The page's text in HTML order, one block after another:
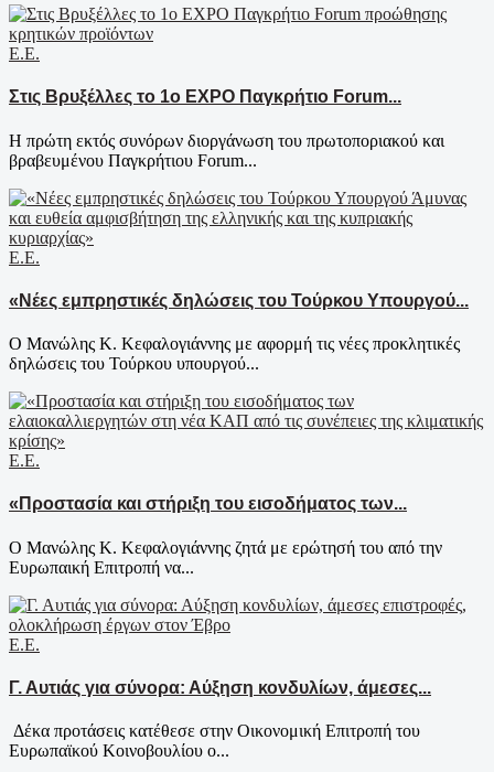
Ε.Ε.
Στις Βρυξέλλες το 1ο EXPO Παγκρήτιο Forum...
Η πρώτη εκτός συνόρων διοργάνωση του πρωτοποριακού και
βραβευμένου Παγκρήτιου Forum...
Ε.Ε.
«Νέες εμπρηστικές δηλώσεις του Τούρκου Υπουργού...
Ο Μανώλης Κ. Κεφαλογιάννης με αφορμή τις νέες προκλητικές
δηλώσεις του Τούρκου υπουργού...
Ε.Ε.
«Προστασία και στήριξη του εισοδήματος των...
Ο Μανώλης Κ. Κεφαλογιάννης ζητά με ερώτησή του από την
Ευρωπαική Επιτροπή να...
Ε.Ε.
Γ. Αυτιάς για σύνορα: Αύξηση κονδυλίων, άμεσες...
Δέκα προτάσεις κατέθεσε στην Οικονομική Επιτροπή του
Ευρωπαϊκού Κοινοβουλίου ο...